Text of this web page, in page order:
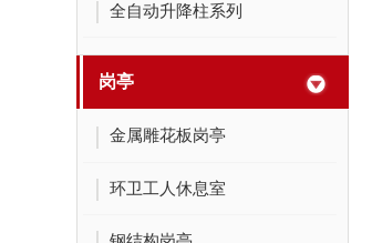
全自动升降柱系列
岗亭
金属雕花板岗亭
环卫工人休息室